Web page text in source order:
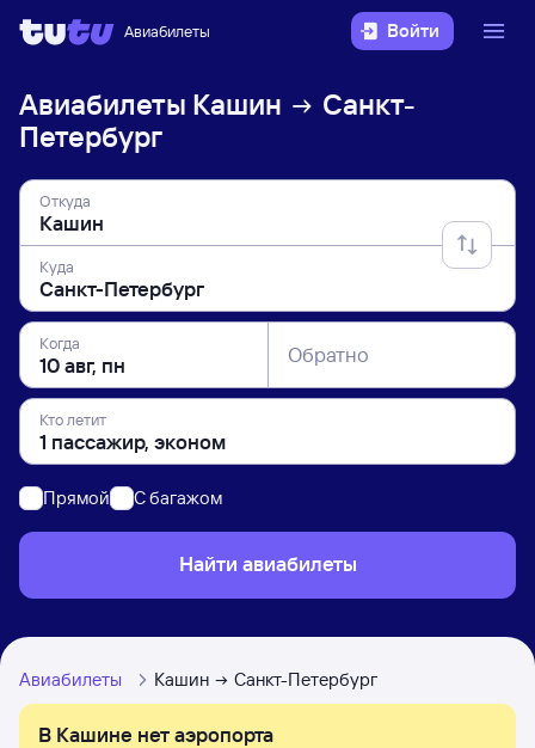
Авиабилеты Войти
Авиабилеты Кашин
Санкт-
Петербург
Откуда
Куда
Когда Обратно
Кто летит
Прямой C багажом
Найти авиабилеты
Авиабилеты Кашин Санкт-Петербург
В Кашине нет аэропорта